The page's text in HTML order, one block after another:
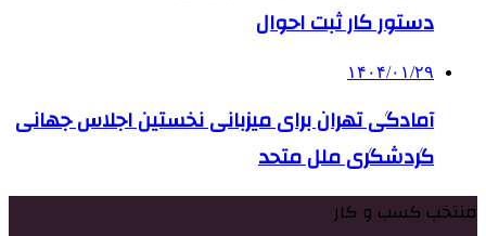
دستور کار ثبت احوال
۱۴۰۴/۰۱/۲۹
آمادگی تهران برای میزبانی نخستین اجلاس جهانی
گردشگری ملل متحد
منتخب کسب و کار